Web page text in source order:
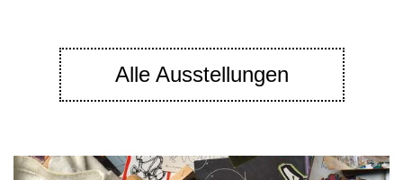
Alle Ausstellungen